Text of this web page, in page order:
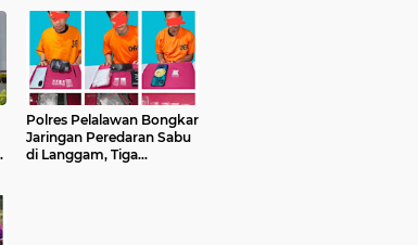
Polres Pelalawan Bongkar
Jaringan Peredaran Sabu
di Langgam, Tiga